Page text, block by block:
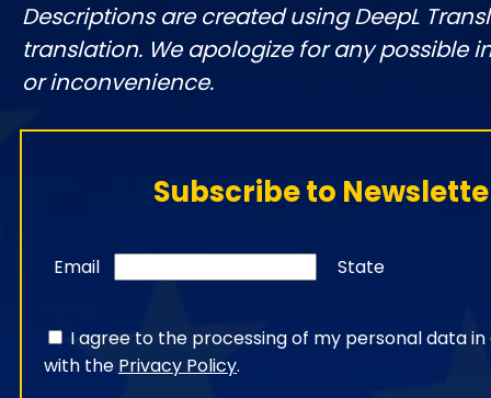
Descriptions are created using DeepL
translation. We apologize for any possible
or inconvenience.
Subscribe to
Email State
I agree to the processing of my personal data
with the Privacy Policy.